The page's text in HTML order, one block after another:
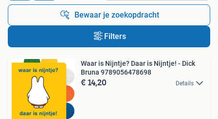
Bewaar je zoekopdracht
Filters
Waar is Nijntje? Daar is Nijntje! - Dick
Bruna 9789056478698
€ 14,20 Details